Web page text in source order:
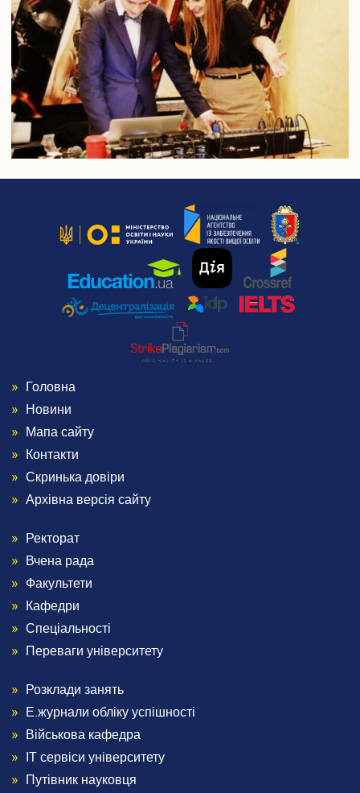
Menu
Footer
1
Головна
Новини
Мапа сайту
Контакти
Скринька довіри
Архівна версія сайту
Menu
Footer
2
Ректорат
Вчена рада
Факультети
Кафедри
Спеціальності
Переваги університету
Menu
Footer
3
Розклади занять
Е.журнали обліку успішності
Військова кафедра
ІТ сервіси університету
Путівник науковця